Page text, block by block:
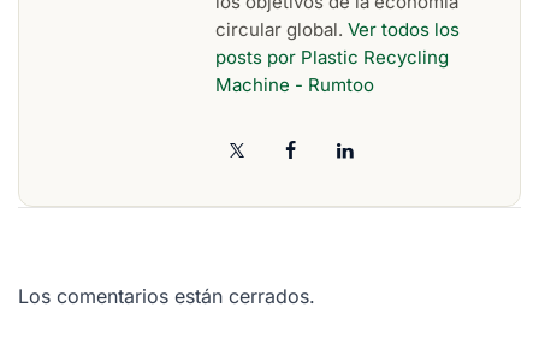
circular global. Ver todos los
posts por Plastic Recycling
Machine - Rumtoo
Los comentarios están cerrados.